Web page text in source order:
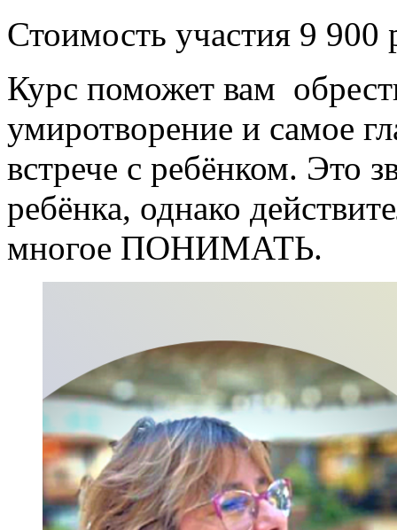
Стоимость участия 9 900
Курс поможет вам
умиротворение и самое
встрече с ребёнком. Это
ребёнка, однако
многое ПОНИМАТЬ.